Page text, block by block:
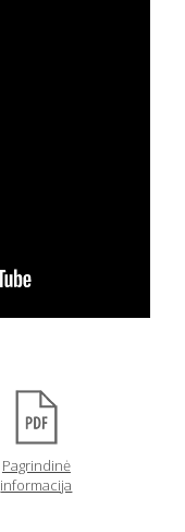
Pagrindinė
informacija